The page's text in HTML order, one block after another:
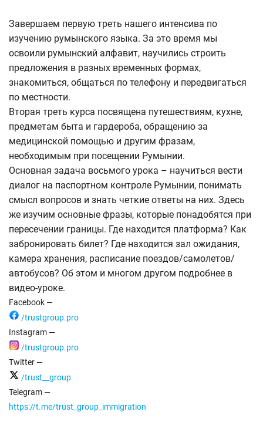
Завершаем первую треть нашего интенсива по
изучению румынского языка. За это время мы
освоили румынский алфавит, научились строить
предложения в разных временных формах,
знакомиться, общаться по телефону и передвигаться
по местности.
Вторая треть курса посвящена путешествиям, кухне,
предметам быта и гардероба, обращению за
медицинской помощью и другим фразам,
необходимым при посещении Румынии.
Основная задача восьмого урока – научиться вести
диалог на паспортном контроле Румынии, понимать
смысл вопросов и знать четкие ответы на них. Здесь
же изучим основные фразы, которые понадобятся при
пересечении границы. Где находится платформа? Как
забронировать билет? Где находится зал ожидания,
камера хранения, расписание поездов/самолетов/
автобусов? Об этом и многом другом подробнее в
видео-уроке.
Facebook —
/trustgroup.pro
Instagram —
/trustgroup.pro
Twitter —
/trust__group
Telegram —
https://t.me/trust_group_immigration